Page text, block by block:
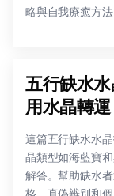
略與自我療癒方
五行缺水
用水晶轉運
這篇五行缺水水
晶類型如海藍寶
解答。幫助缺水